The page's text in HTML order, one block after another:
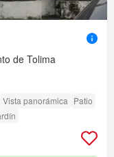
de Tolima
Vista panorámica Patio